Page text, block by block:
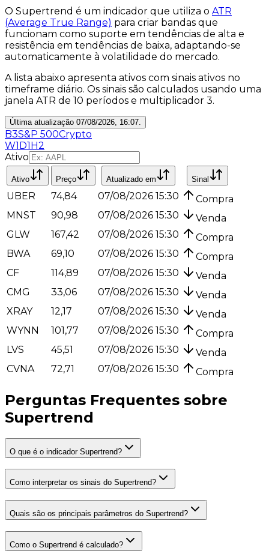
O Supertrend é um indicador que utiliza o ATR
(Average True Range) para criar bandas que
funcionam como suporte em tendências de alta e
resistência em tendências de baixa, adaptando-se
automaticamente à volatilidade do mercado.
A lista abaixo apresenta ativos com sinais ativos no
timeframe diário. Os sinais são calculados usando uma
janela ATR de 10 períodos e multiplicador 3.
Última atualização 07/08/2026, 16:07
B3S&P 500Crypto
W1D1H2
Ativo
Ativo Preço Atualizado em Sinal
UBER 74,84 07/08/2026 15:30
Compra
MNST
90,98 07/08/2026 15:30
Venda
GLW
167,42 07/08/2026 15:30
Compra
BWA
69,10 07/08/2026 15:30
Compra
CF
114,89 07/08/2026 15:30
Venda
CMG
33,06 07/08/2026 15:30
Venda
XRAY
12,17 07/08/2026 15:30
Venda
WYNN
101,77 07/08/2026 15:30
Compra
LVS
45,51 07/08/2026 15:30
Venda
CVNA
72,71 07/08/2026 15:30 Compra
Perguntas Frequentes sobre
Supertrend
O que é o indicador Supertrend?
Como interpretar os sinais do Supertrend?
Quais são os principais parâmetros do Supertrend?
Como o Supertrend é calculado?